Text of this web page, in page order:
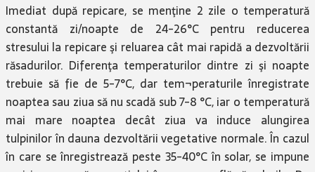
Imediat după repicare, se menţine 2 zile o temperatură
constantă zi/noapte de 24-26°C pentru reducerea
stresului la repicare şi reluarea cât mai rapidă a dezvoltării
răsadurilor. Diferenţa temperaturilor dintre zi şi noapte
trebuie să fie de 5-7°C, dar tem¬peraturile înregistrate
noaptea sau ziua să nu scadă sub 7-8 °C, iar o temperatură
mai mare noaptea decât ziua va induce alungirea
tulpinilor în dauna dezvoltării vegetative normale. În cazul
în care se înregistrează peste 35-40°C în solar, se impune